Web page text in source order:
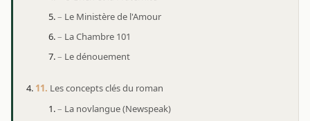
Le Ministère de l'Amour
La Chambre 101
Le dénouement
Les concepts clés du roman
La novlangue (Newspeak)